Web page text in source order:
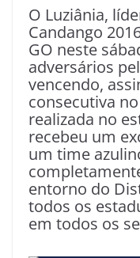
O Luziânia,
Candango
GO neste
adversários
vencendo,
consecutiva
realizada no
recebeu um
um time
entorno do
todos os
em todos os